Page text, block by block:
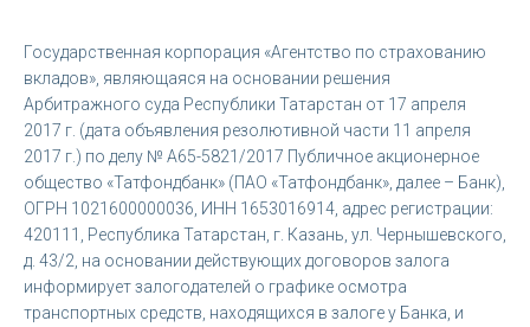
Государственная корпорация «Агентство по страхованию
вкладов», являющаяся на основании решения
Арбитражного суда Республики Татарстан от 17 апреля
2017 г. (дата объявления резолютивной части 11 апреля
2017 г.) по делу № А65-5821/2017 Публичное акционерное
общество «Татфондбанк» (ПАО «Татфондбанк», далее – Банк),
ОГРН 1021600000036, ИНН 1653016914, адрес регистрации:
420111, Республика Татарстан, г. Казань, ул. Чернышевского,
д. 43/2, на основании действующих договоров залога
информирует залогодателей о графике осмотра
транспортных средств, находящихся в залоге у Банка, и